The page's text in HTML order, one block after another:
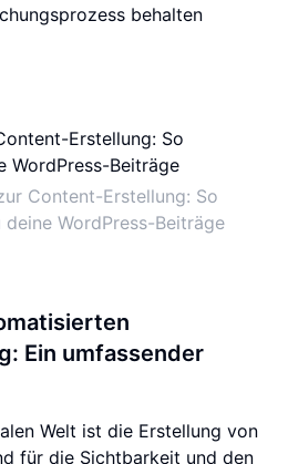
behalten
Content-Erstellung: So
WordPress-Beiträge
Ein umfassender
Welt ist die Erstellung von
für die Sichtbarkeit und den